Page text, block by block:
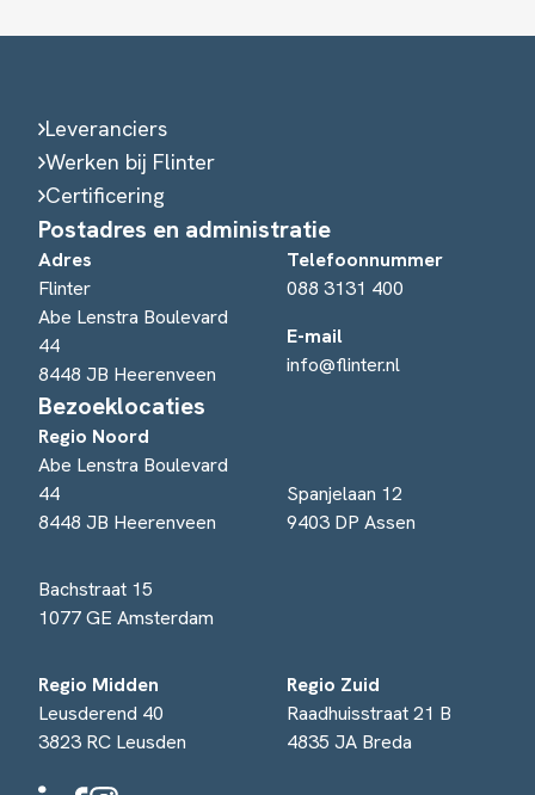
Leveranciers
Werken bij Flinter
Certificering
Postadres en administratie
Adres
Flinter
Abe Lenstra Boulevard
44
8448 JB Heerenveen
Telefoonnummer
088 3131 400
E-mail
info@flinter.nl
Bezoeklocaties
Regio Noord
Abe Lenstra Boulevard
44
8448 JB Heerenveen
Spanjelaan 12
9403 DP Assen
Bachstraat 15
1077 GE Amsterdam
Regio Midden
Leusderend 40
3823 RC Leusden
Regio Zuid
Raadhuisstraat 21 B
4835 JA Breda